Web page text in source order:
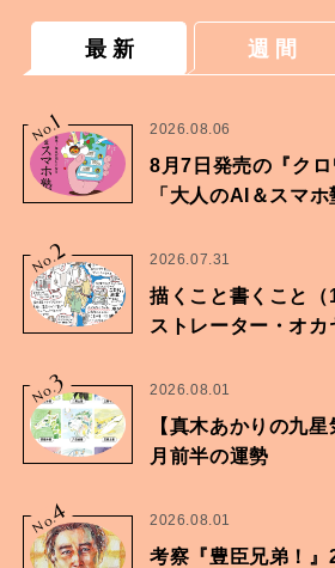
最 新 週 間
No.
1 2026.08.06
8月7日発売の『ク
「大人のAI＆スマホ
No.2 2026.07.31
描くこと書くこと
ストレーター・オ
No.
3 2026.08.01
【真木あかりの九
月前半の運勢
No.
4 2026.08.01
考察『豊臣兄弟！